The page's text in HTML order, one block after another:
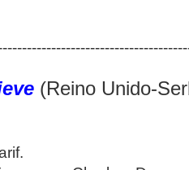
(Reino Unido-
.